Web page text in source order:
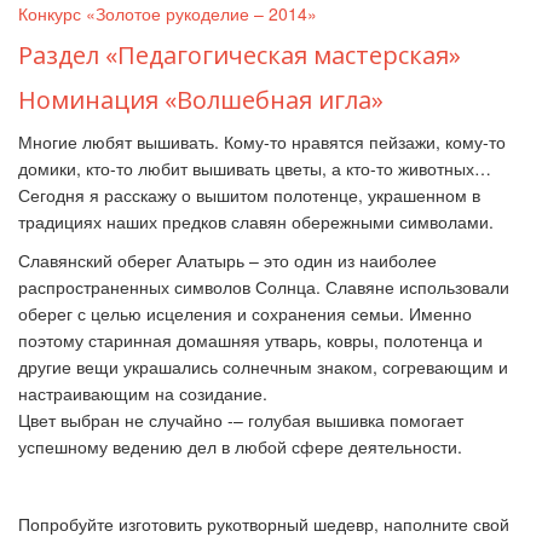
Конкурс «Золотое рукоделие – 2014»
Раздел «Педагогическая мастерская»
Номинация «Волшебная игла»
Многие любят вышивать. Кому-то нравятся пейзажи, кому-то
домики, кто-то любит вышивать цветы, а кто-то животных…
Сегодня я расскажу о вышитом полотенце, украшенном в
традициях наших предков славян обережными символами.
Славянский оберег Алатырь – это один из наиболее
распространенных символов Солнца. Славяне использовали
оберег с целью исцеления и сохранения семьи. Именно
поэтому старинная домашняя утварь, ковры, полотенца и
другие вещи украшались солнечным знаком, согревающим и
настраивающим на созидание.
Цвет выбран не случайно -– голубая вышивка помогает
успешному ведению дел в любой сфере деятельности.
Попробуйте изготовить рукотворный шедевр, наполните свой